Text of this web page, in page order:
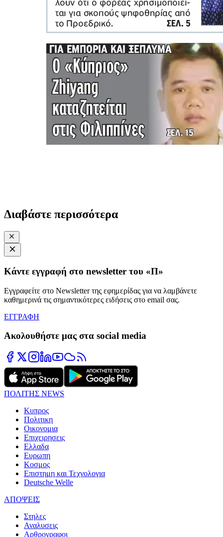
Διαβάστε περισσότερα
Κάντε εγγραφή στο newsletter του «Π»
Εγγραφείτε στο Newsletter της εφημερίδας για να λαμβάνετε
καθημερινά τις σημαντικότερες ειδήσεις στο email σας.
ΕΓΓΡΑΦΗ
Ακολουθήστε μας στα social media
ΠΟΛΙΤΗΣ NEWS
Κυπρος
Πολιτικη
Οικονομια
Επιχειρησεις
Ελλαδα
Ευρωπη
Κοσμος
Επιστημη και Τεχνολογια
Deutsche Welle
ΑΠΟΨΕΙΣ
Στηλες
Αναλυσεις
Αρθρογραφοι